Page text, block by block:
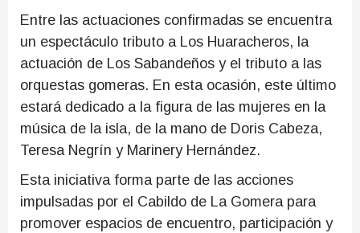
Entre las actuaciones confirmadas se encuentra
un espectáculo tributo a Los Huaracheros, la
actuación de Los Sabandeños y el tributo a las
orquestas gomeras. En esta ocasión, este último
estará dedicado a la figura de las mujeres en la
música de la isla, de la mano de Doris Cabeza,
Teresa Negrín y Marinery Hernández.
Esta iniciativa forma parte de las acciones
impulsadas por el Cabildo de La Gomera para
promover espacios de encuentro, participación y